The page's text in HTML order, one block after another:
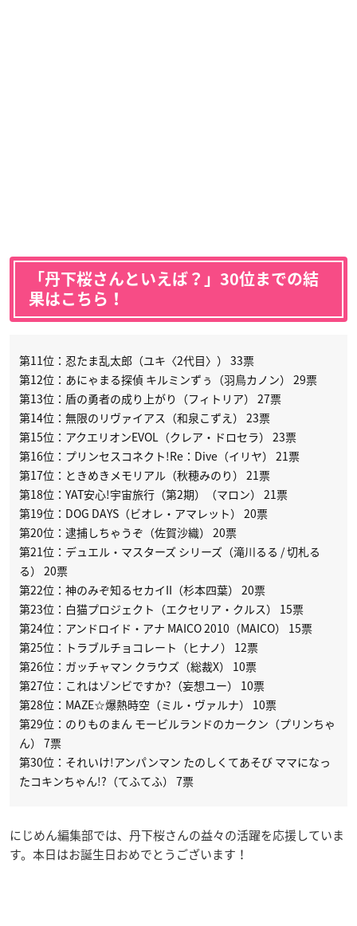
「丹下桜さんといえば？」30位までの結
果はこちら！
第11位：忍たま乱太郎（ユキ〈2代目〉） 33票
第12位：あにゃまる探偵 キルミンずぅ（羽鳥カノン） 29票
第13位：盾の勇者の成り上がり（フィトリア） 27票
第14位：無限のリヴァイアス（和泉こずえ） 23票
第15位：アクエリオンEVOL（クレア・ドロセラ） 23票
第16位：プリンセスコネクト!Re：Dive（イリヤ） 21票
第17位：ときめきメモリアル（秋穂みのり） 21票
第18位：YAT安心!宇宙旅行（第2期）（マロン） 21票
第19位：DOG DAYS（ビオレ・アマレット） 20票
第20位：逮捕しちゃうぞ（佐賀沙織） 20票
第21位：デュエル・マスターズ シリーズ（滝川るる / 切札る
る） 20票
第22位：神のみぞ知るセカイII（杉本四葉） 20票
第23位：白猫プロジェクト（エクセリア・クルス） 15票
第24位：アンドロイド・アナ MAICO 2010（MAICO） 15票
第25位：トラブルチョコレート（ヒナノ） 12票
第26位：ガッチャマン クラウズ（総裁X） 10票
第27位：これはゾンビですか?（妄想ユー） 10票
第28位：MAZE☆爆熱時空（ミル・ヴァルナ） 10票
第29位：のりものまん モービルランドのカークン（プリンちゃ
ん） 7票
第30位：それいけ!アンパンマン たのしくてあそび ママになっ
たコキンちゃん!?（てふてふ） 7票
にじめん編集部では、丹下桜さんの益々の活躍を応援していま
す。本日はお誕生日おめでとうございます！